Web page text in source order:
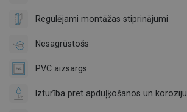
Regulējami montāžas stiprinājumi
Nesagrūstošs
PVC aizsargs
Izturība pret apduļķošanos un koroziju